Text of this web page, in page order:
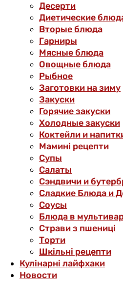
Десерти
Диетические
Вторые блюда
Гарниры
Мясные блюда
Овощные блюда
Рыбное
Заготовки на зиму
Закуски
Горячие закуски
Холодные закуски
Коктейли и
Мамині рецепти
Супы
Салаты
Сэндвичи и
Сладкие Блюда и
Соусы
Блюда в
Страви з пшениці
Торти
Шкільні рецепти
Кулінарні лайфхаки
Новости